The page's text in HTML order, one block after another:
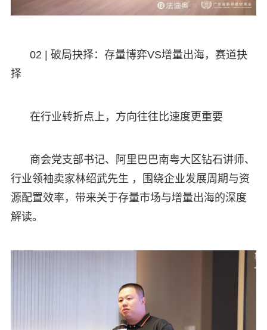
02 | 破局抉择：存量博弈VS增量出海，赛道抉
择
在行业转折点上，方向往往比速度更重要
商会党支部书记、阿里巴巴南粤大区钻石讲师、
行业领袖卖家林绍武先生 ，围绕企业发展周期与资
源配置效率，带来关于存量市场与增量出海的深度
解读。